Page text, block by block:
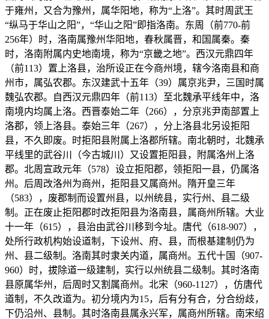
于雍州，又合为豫州，属华阳地，称为“上洛”。其时周武王
“纵马于华山之阳”，“华山之阳”即指洛南。东周（前770-前
256年）时，洛南属豫州华阳地，春秋属晋，和国属秦。秦
时，洛南附属内史地南境，称为“京畿之地”。西汉元鼎四年
（前113）置上洛县，治所设正在今商州境，辖今洛南县和商
州市，属弘农郡。东汉建武十五年（39）属京兆尹，三国时属
魏弘农郡。自西汉元鼎四年（前113）至北魏承平线年中，洛
南境内均属上洛。西晋泰始二年（266），分京兆尹南部置上
洛郡，领上洛县。泰始三年（267），分上洛县北另设拒阳
县，不久即废。时拒阳县附属上洛郡所辖。南北朝时，北魏承
平线里的武谷川（今古城川）又设置拒阳县，附属洛州上洛
郡。北周宣政元年（578）设立拒阳郡，领拒阳一县，仍属洛
州。后周改洛州为商州，拒阳县又属商州。隋开皇三年
（583），废郡制而设置州县，以州统县，实行州、县二级
制。正在废止拒阳郡时改拒阳县为洛南县，属商州所辖。大业
十一年（615），县治由武谷川移到今址。唐代（618-907），
处所行政机构始设道制，下设州、府、县，而根基建制仍为
州、县二级制。洛南其时隶关内道，属商州。五代十国（907-
960）时，拔除道一级建制，实行以州统县二级制。其时洛南
县原属华州，后周时又割属商州。北宋（960-1127），仿唐代
道制，不久改道为。初分境内为15，后有分有合，分合纷歧，
下仍沿州、县制。其时洛南县属永兴军，属商州所辖。南宋绍